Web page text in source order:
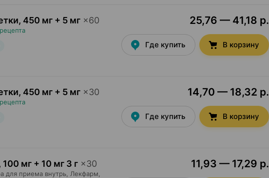
, 450 мг + 5 мг ×60 25,76 — 41,18 р.
Где купить В корзину
, 450 мг + 5 мг ×30 14,70 — 18,32 р.
Где купить В корзину
, 100 мг + 10 мг 3 г ×30
для приема внутрь, Лекфарм
11,93 — 17,29 р.